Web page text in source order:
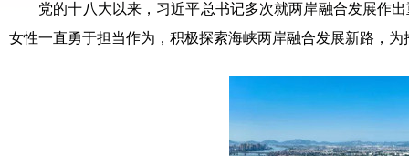
党的十八大以来，习近平总书记多次就两岸融合发展作出
女性一直勇于担当作为，积极探索海峡两岸融合发展新路，